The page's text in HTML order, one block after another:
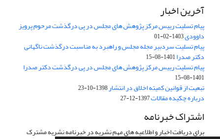
آخرین اخبار
پیام تسلیت رییس مرکز پژوهش های مجلس در پی درگذشت مرحوم پرویز
داوودی1403-02-01
پیام تسلیت سردبیر مجله مجلس و راهبرد به مناسبت درگذشت ناگهانی
دکتر صدرا1401-08-15
پیام تسلیت رییس مرکز پژوهش های مجلس در پی درگذشت دکتر صدرا
1401-08-15
تبعیت از قوانین کمیته اخلاق در انتشار1398-10-23
درباره چکیده مقالات1397-12-27
اشتراک خبرنامه
برای دریافت اخبار و اطلاعیه های مهم نشریه در خبرنامه نشریه مشترک